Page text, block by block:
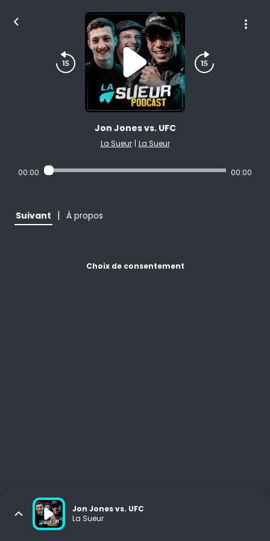
Jon Jones vs. UFC
La Sueur | La Sueur
00:00 00:00
Suivant | À propos
Choix de consentement
Jon Jones vs. UFC
La Sueur